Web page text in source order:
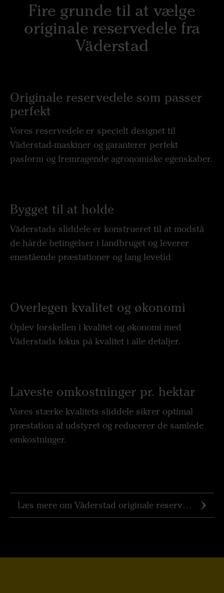
Fire grunde til at vælge
originale reservedele fra
Väderstad
Originale reservedele som passer
perfekt
Vores reservedele er specielt designet til
Väderstad-maskiner og garanterer perfekt
pasform og fremragende agronomiske egenskaber.
Bygget til at holde
Väderstads sliddele er konstrueret til at modstå
de hårde betingelser i landbruget og leverer
enestående præstationer og lang levetid.
Overlegen kvalitet og økonomi
Oplev forskellen i kvalitet og økonomi med
Väderstads fokus på kvalitet i alle detaljer.
Laveste omkostninger pr. hektar
Vores stærke kvalitets sliddele sikrer optimal
præstation af udstyret og reducerer de samlede
omkostninger.
Læs mere om Väderstad originale reservedele